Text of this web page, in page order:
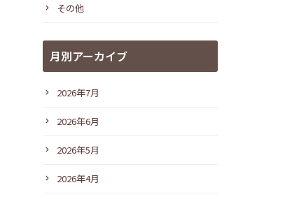
その他
月別アーカイブ
2026年7月
2026年6月
2026年5月
2026年4月